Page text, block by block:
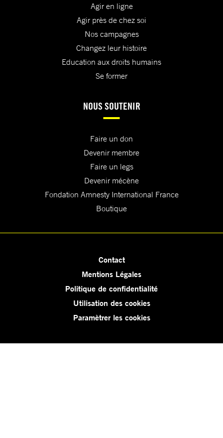
Agir en ligne
Agir près de chez soi
Nos campagnes
Changez leur histoire
Education aux droits humains
Se former
NOUS SOUTENIR
Faire un don
Devenir membre
Faire un legs
Devenir mécène
Fondation Amnesty International France
Boutique
Contact
Mentions Légales
Politique de confidentialité
Utilisation des cookies
Paramètrer les cookies